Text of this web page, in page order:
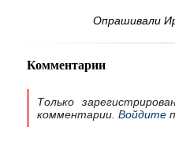
Опрашивали
Комментарии
Только
комментарии. Войдите